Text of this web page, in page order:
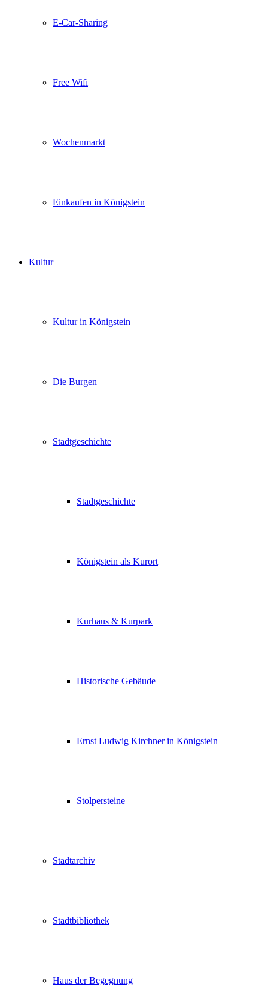
E-Car-Sharing
Free Wifi
Wochenmarkt
Einkaufen in Königstein
Kultur
Kultur in Königstein
Die Burgen
Stadtgeschichte
Stadtgeschichte
Königstein als Kurort
Kurhaus & Kurpark
Historische Gebäude
Ernst Ludwig Kirchner in Königstein
Stolpersteine
Stadtarchiv
Stadtbibliothek
Haus der Begegnung